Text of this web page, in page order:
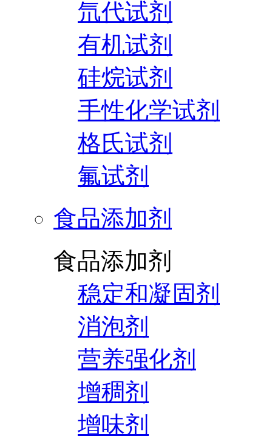
氘代试剂
有机试剂
硅烷试剂
手性化学试剂
格氏试剂
氟试剂
食品添加剂
食品添加剂
稳定和凝固剂
消泡剂
营养强化剂
增稠剂
增味剂